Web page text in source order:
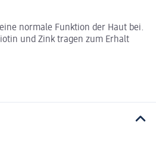
normale Funktion der Haut bei.
und Zink tragen zum Erhalt